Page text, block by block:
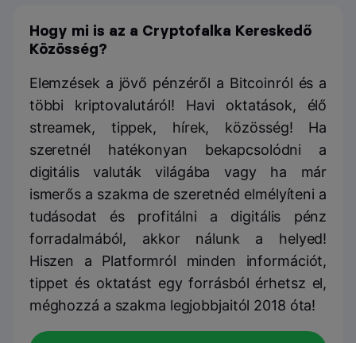
Hogy mi is az a Cryptofalka Kereskedő
Közösség?
Elemzések a jövő pénzéről a Bitcoinról és a
többi kriptovalutáról! Havi oktatások, élő
streamek, tippek, hírek, közösség! Ha
szeretnél hatékonyan bekapcsolódni a
digitális valuták világába vagy ha már
ismerős a szakma de szeretnéd elmélyíteni a
tudásodat és profitálni a digitális pénz
forradalmából, akkor nálunk a helyed!
Hiszen a Platformról minden információt,
tippet és oktatást egy forrásból érhetsz el,
méghozzá a szakma legjobbjaitól 2018 óta!